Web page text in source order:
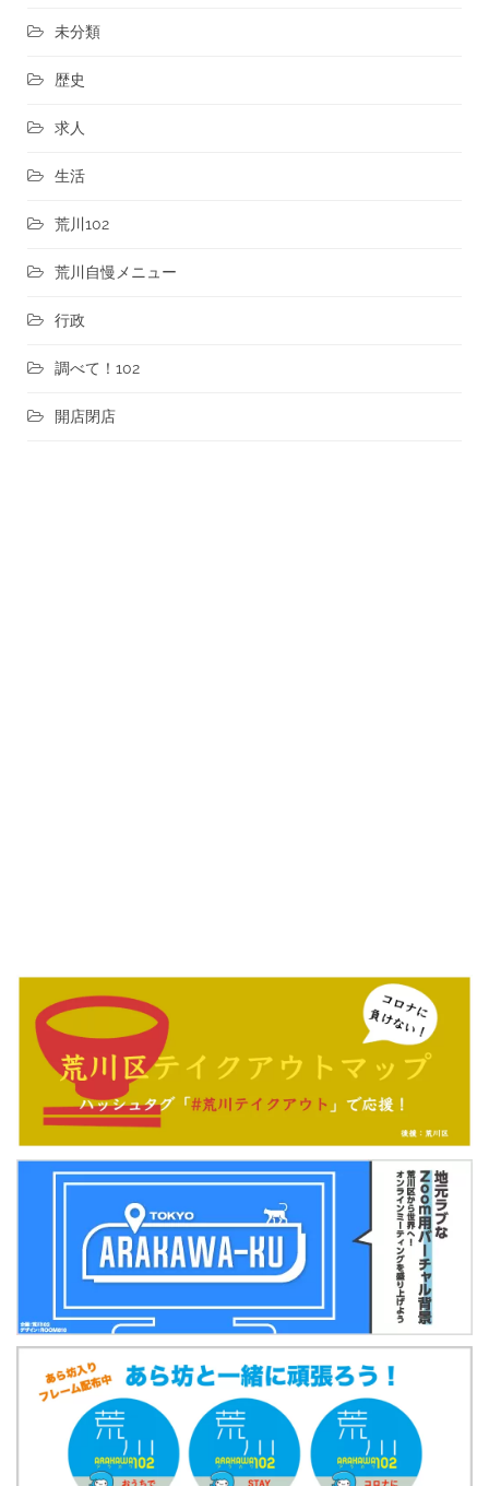
未分類
歴史
求人
生活
荒川102
荒川自慢メニュー
行政
調べて！102
開店閉店